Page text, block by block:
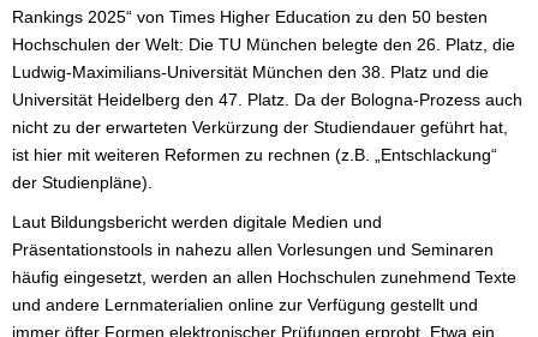
Rankings 2025“ von Times Higher Education zu den 50 besten
Hochschulen der Welt: Die TU München belegte den 26. Platz, die
Ludwig-Maximilians-Universität München den 38. Platz und die
Universität Heidelberg den 47. Platz. Da der Bologna-Prozess auch
nicht zu der erwarteten Verkürzung der Studiendauer geführt hat,
ist hier mit weiteren Reformen zu rechnen (z.B. „Entschlackung“
der Studienpläne).
Laut Bildungsbericht werden digitale Medien und
Präsentationstools in nahezu allen Vorlesungen und Seminaren
häufig eingesetzt, werden an allen Hochschulen zunehmend Texte
und andere Lernmaterialien online zur Verfügung gestellt und
immer öfter Formen elektronischer Prüfungen erprobt. Etwa ein